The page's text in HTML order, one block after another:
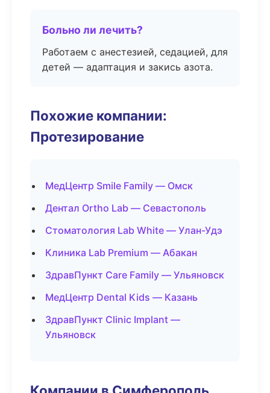
Больно ли лечить?
Работаем с анестезией, седацией, для
детей — адаптация и закись азота.
Похожие компании:
Протезирование
МедЦентр Smile Family — Омск
Дентал Ortho Lab — Севастополь
Стоматология Lab White — Улан-Удэ
Клиника Lab Premium — Абакан
ЗдравПункт Care Family — Ульяновск
МедЦентр Dental Kids — Казань
ЗдравПункт Clinic Implant —
Ульяновск